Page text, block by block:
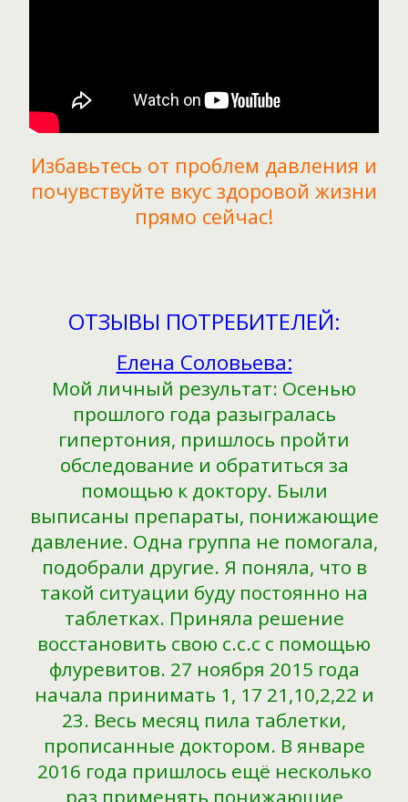
Избавьтесь от проблем давления и
почувствуйте вкус здоровой жизни
прямо сейчас!
ОТЗЫВЫ ПОТРЕБИТЕЛЕЙ:
Елена Соловьева:
Мой личный результат: Осенью
прошлого года разыгралась
гипертония, пришлось пройти
обследование и обратиться за
помощью к доктору. Были
выписаны препараты, понижающие
давление. Одна группа не помогала,
подобрали другие. Я поняла, что в
такой ситуации буду постоянно на
таблетках. Приняла решение
восстановить свою с.с.с с помощью
флуревитов. 27 ноября 2015 года
начала принимать 1, 17 21,10,2,22 и
23. Весь месяц пила таблетки,
прописанные доктором. В январе
2016 года пришлось ещё несколько
раз применять понижающие